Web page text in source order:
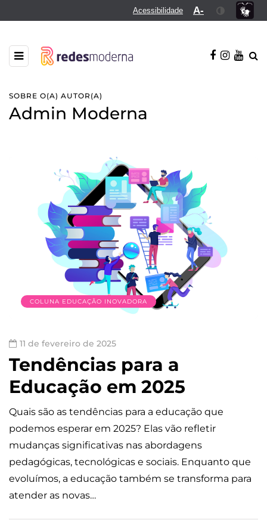
Acessibilidade A-
SOBRE O(A) AUTOR(A)
Admin Moderna
COLUNA EDUCAÇÃO INOVADORA
11 de fevereiro de 2025
Tendências para a
Educação em 2025
Quais são as tendências para a educação que
podemos esperar em 2025? Elas vão refletir
mudanças significativas nas abordagens
pedagógicas, tecnológicas e sociais. Enquanto que
evoluímos, a educação também se transforma para
atender as novas…